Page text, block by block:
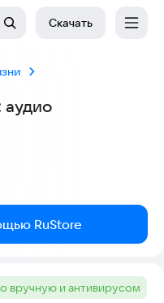
Скачать
RuStore
вручную и антивирусом